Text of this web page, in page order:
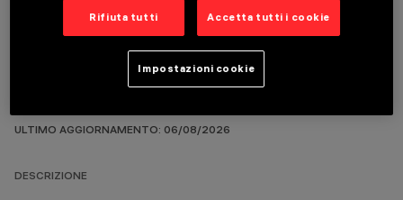
ULTIMO AGGIORNAMENTO: 06/08/2026
DESCRIZIONE
Rifiuta tutti Accetta tutti i cookie
Impostazioni cookie